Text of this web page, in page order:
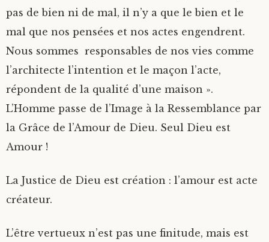
pas de bien ni de mal, il n’y a que le bien et le
mal que nos pensées et nos actes engendrent.
Nous sommes responsables de nos vies comme
l’architecte l’intention et le maçon l’acte,
répondent de la qualité d’une maison ».
L’Homme passe de l’Image à la Ressemblance par
la Grâce de l’Amour de Dieu. Seul Dieu est
Amour !
La Justice de Dieu est création : l’amour est acte
créateur.
L’être vertueux n’est pas une finitude, mais est